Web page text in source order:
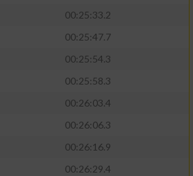
00:25:33.2
00:25:47.7
00:25:54.3
00:25:58.3
00:26:03.4
00:26:06.3
00:26:16.9
00:26:29.4